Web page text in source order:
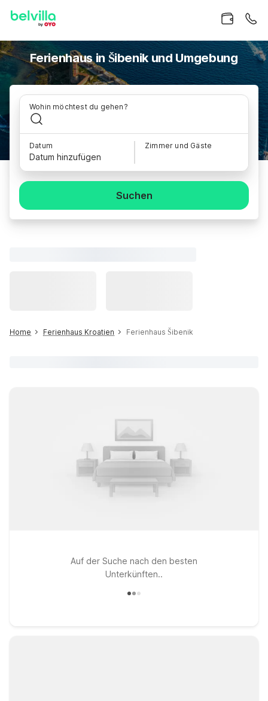
Ferienhaus in Šibenik und Umgebung
Wohin möchtest du gehen?
Datum
Datum hinzufügen
Zimmer und Gäste
Suchen
Home Ferienhaus Kroatien Ferienhaus Šibenik
Auf der Suche nach den besten
Unterkünften..